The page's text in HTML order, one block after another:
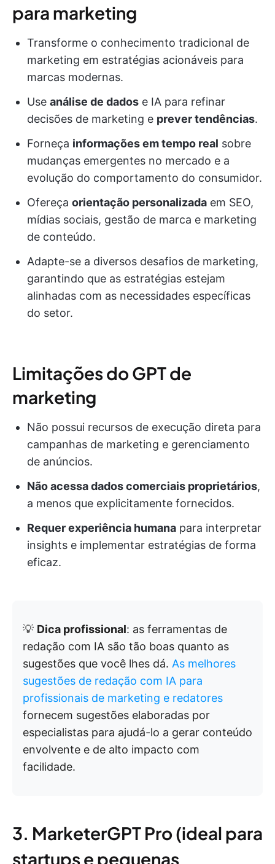
para marketing
Transforme o conhecimento tradicional de
marketing em estratégias acionáveis para
marcas modernas.
Use análise de dados e IA para refinar
decisões de marketing e prever tendências.
Forneça informações em tempo real sobre
mudanças emergentes no mercado e a
evolução do comportamento do consumidor.
Ofereça orientação personalizada em SEO,
mídias sociais, gestão de marca e marketing
de conteúdo.
Adapte-se a diversos desafios de marketing,
garantindo que as estratégias estejam
alinhadas com as necessidades específicas
do setor.
Limitações do GPT de
marketing
Não possui recursos de execução direta para
campanhas de marketing e gerenciamento
de anúncios.
Não acessa dados comerciais proprietários,
a menos que explicitamente fornecidos.
Requer experiência humana para interpretar
insights e implementar estratégias de forma
eficaz.
💡 Dica profissional: as ferramentas de
redação com IA são tão boas quanto as
sugestões que você lhes dá. As melhores
sugestões de redação com IA para
profissionais de marketing e redatores
fornecem sugestões elaboradas por
especialistas para ajudá-lo a gerar conteúdo
envolvente e de alto impacto com
facilidade.
3. MarketerGPT Pro (ideal para
startups e pequenas